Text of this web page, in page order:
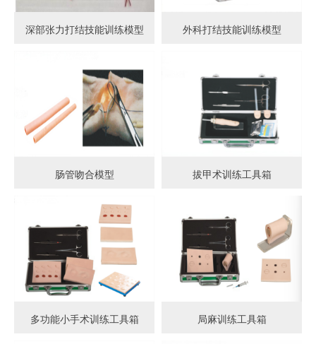
深部张力打结技能训练模型 外科打结技能训练模型
肠管吻合模型 拔甲术训练工具箱
多功能小手术训练工具箱 局麻训练工具箱